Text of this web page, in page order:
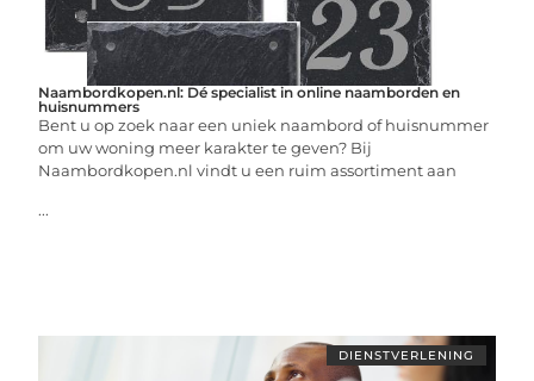
Naambordkopen.nl: Dé specialist in online naamborden en
huisnummers
Bent u op zoek naar een uniek naambord of huisnummer
om uw woning meer karakter te geven? Bij
Naambordkopen.nl vindt u een ruim assortiment aan
...
DIENSTVERLENING